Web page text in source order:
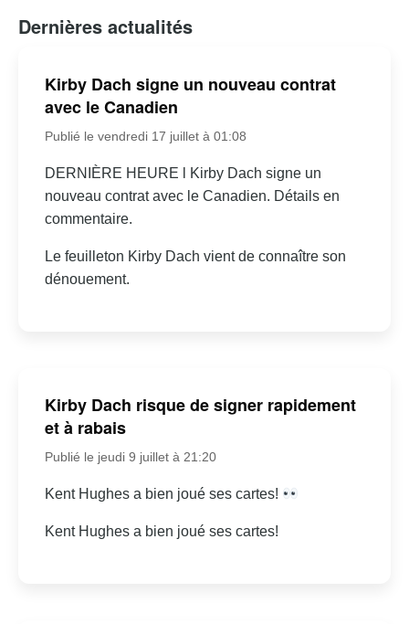
Dernières actualités
Kirby Dach signe un nouveau contrat
avec le Canadien
Publié le vendredi 17 juillet à 01:08
DERNIÈRE HEURE l Kirby Dach signe un
nouveau contrat avec le Canadien. Détails en
commentaire.
Le feuilleton Kirby Dach vient de connaître son
dénouement.
Kirby Dach risque de signer rapidement
et à rabais
Publié le jeudi 9 juillet à 21:20
Kent Hughes a bien joué ses cartes!
Kent Hughes a bien joué ses cartes!